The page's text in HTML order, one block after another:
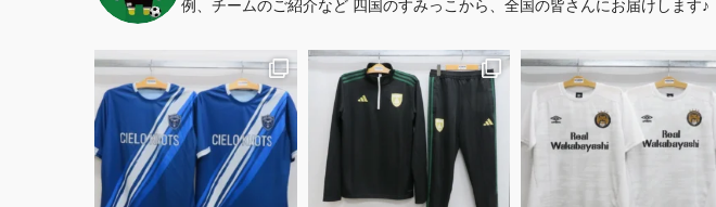
例、チームのご紹介など 四国のすみっこから、全国の皆さんにお届けします♪